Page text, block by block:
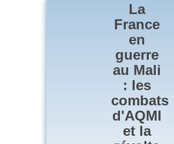
La
France
en
guerre
au Mali
: les
combats
d'AQMI
et la